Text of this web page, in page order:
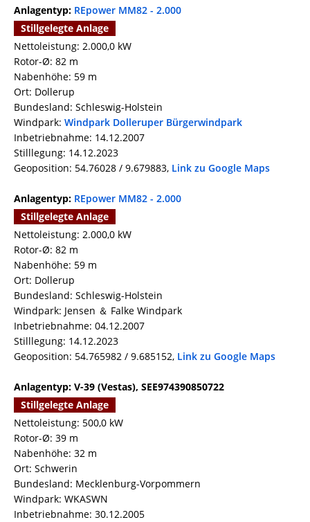
Anlagentyp: REpower MM82 - 2.000
Stillgelegte Anlage
Nettoleistung: 2.000,0 kW
Rotor-Ø: 82 m
Nabenhöhe: 59 m
Ort: Dollerup
Bundesland: Schleswig-Holstein
Windpark: Windpark Dolleruper Bürgerwindpark
Inbetriebnahme: 14.12.2007
Stilllegung: 14.12.2023
Geoposition: 54.76028 / 9.679883, Link zu Google Maps
Anlagentyp: REpower MM82 - 2.000
Stillgelegte Anlage
Nettoleistung: 2.000,0 kW
Rotor-Ø: 82 m
Nabenhöhe: 59 m
Ort: Dollerup
Bundesland: Schleswig-Holstein
Windpark: Jensen ＆ Falke Windpark
Inbetriebnahme: 04.12.2007
Stilllegung: 14.12.2023
Geoposition: 54.765982 / 9.685152, Link zu Google Maps
Anlagentyp: V-39 (Vestas), SEE974390850722
Stillgelegte Anlage
Nettoleistung: 500,0 kW
Rotor-Ø: 39 m
Nabenhöhe: 32 m
Ort: Schwerin
Bundesland: Mecklenburg-Vorpommern
Windpark: WKASWN
Inbetriebnahme: 30.12.2005